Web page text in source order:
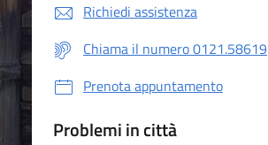
Richiedi assistenza
Chiama il numero 0121.58619
Prenota appuntamento
Problemi in città